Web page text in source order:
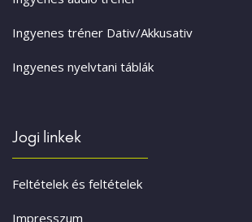
Ingyenes tréner Dativ/Akkusativ
Ingyenes nyelvtani táblák
Jogi linkek
Feltételek és feltételek
Impresszum